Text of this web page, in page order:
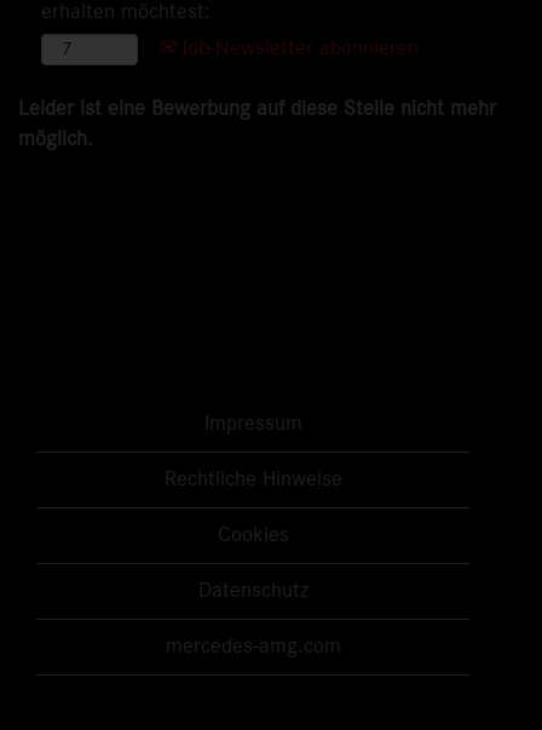
erhalten möchtest:
Job-Newsletter abonnieren
Leider ist eine Bewerbung auf diese Stelle nicht mehr
möglich.
Impressum
Rechtliche Hinweise
Cookies
Datenschutz
mercedes-amg.com